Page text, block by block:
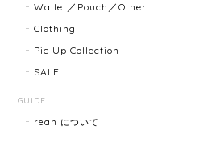
物の状態も良く、満足しておりま
ましたらよろしくお願いします！
Wallet／Pouch／Other
Clothing
Pic Up Collection
SALE
GUIDE
rean について